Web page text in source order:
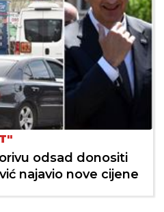
odsad donositi
najavio nove cijene